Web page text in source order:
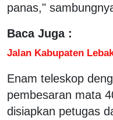
panas,"
Baca Juga :
Jalan Kabupaten
Enam teleskop
pembesaran mata
disiapkan petugas